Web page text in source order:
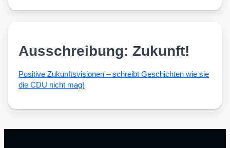
Ausschreibung: Zukunft!
Posi­ti­ve Zukunfts­vi­sio­nen – schreibt Geschich­ten wie sie
die CDU nicht mag!